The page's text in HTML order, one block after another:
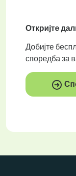
Откријте
Добијте
споредба за